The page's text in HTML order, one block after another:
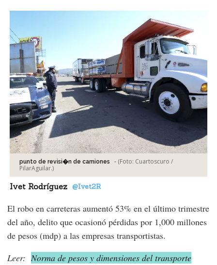
punto de revisi�n de camiones - (Foto: Cuartoscuro /
PilarAguilar.)
Ivet Rodríguez @Ivet2R
El robo en carreteras aumentó 53% en el último trimestre
del año, delito que ocasionó pérdidas por 1,000 millones
de pesos (mdp) a las empresas transportistas.
Leer: Norma de pesos y dimensiones del transporte